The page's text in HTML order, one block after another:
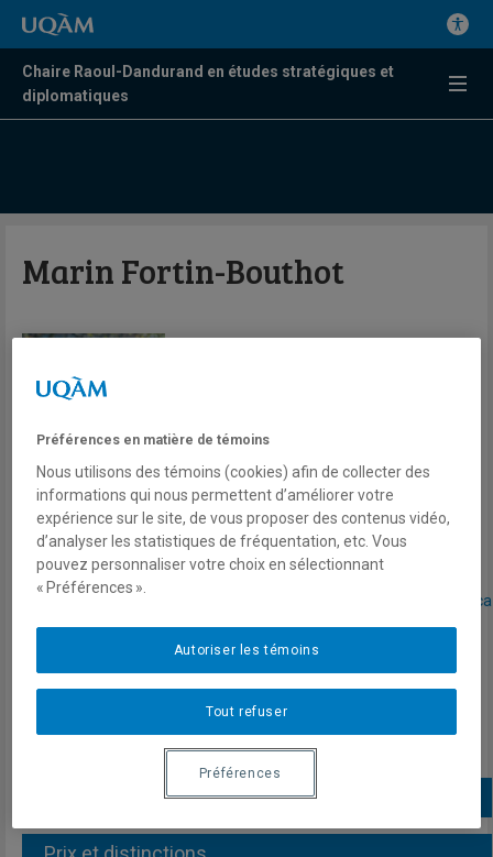
Chaire Raoul-Dandurand en études stratégiques et
diplomatiques
Marin Fortin-Bouthot
Chercheur en résidence
​Lois électorales américaines
Stratégies de suppression de votes
Démocratie américaine
Courriel
fortin_bouthot.marin@courrier.uqam.ca
Informations biographiques
Préférences en matière de témoins
Nous utilisons des témoins (cookies) afin de collecter des
informations qui nous permettent d’améliorer votre
expérience sur le site, de vous proposer des contenus vidéo,
d’analyser les statistiques de fréquentation, etc. Vous
pouvez personnaliser votre choix en sélectionnant
« Préférences ».
Tout refuser
Autoriser les témoins
Préférences